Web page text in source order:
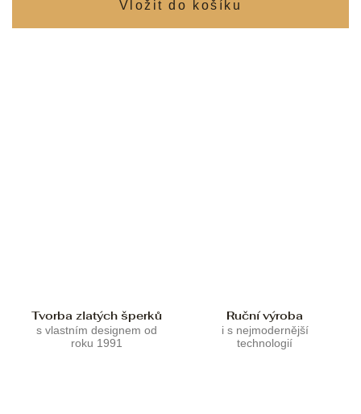
Tvorba zlatých šperků
s vlastním designem od
roku 1991
Ruční výroba
i s nejmodernější
technologií